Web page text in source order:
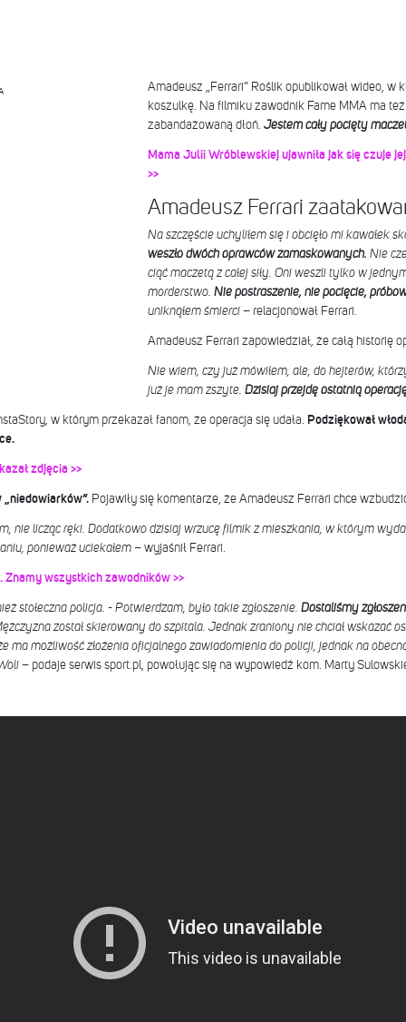
Amadeusz „Ferrari” Roślik opublikował wideo, w
koszulkę. Na filmiku zawodnik Fame MMA ma
zabandażowaną dłoń. Jestemcały pocięty
Mama Julii Wróblewskiej ujawniła jak się czuje
>>
Amadeusz Ferrari
Na szczęście uchyliłem się i obcięło mi kawałek
weszło dwóch oprawców zamaskowanych. Nie
ciąć maczetą z całej siły. Oni weszli tylko w
morderstwo. Nie postraszenie, nie pocięcie,
uniknąłem śmierci– relacjonował Ferrari.
Amadeusz Ferrari zapowiedział, że całą historię
Nie wiem, czy już mówiłem, ale, do hejterów,
już je mam zszyte. Dzisiaj przejdę ostatnią
w którym przekazał fanom, że operacja się udała. Podziękował
zdjęcia >>
„niedowiarków”.Pojawiły się komentarze, że Amadeusz Ferrari chce
nie licząc ręki. Dodatkowo dzisiaj wrzucę filmik z mieszkania, w którym
ponieważ uciekałem– wyjaśnił Ferrari.
Znamy wszystkich zawodników >>
stołeczna policja. - Potwierdzam, było takie zgłoszenie. Dostaliśmy
został skierowany do szpitala. Jednak zraniony nie chciał wskazać
ma możliwość złożenia oficjalnego zawiadomienia do policji, jednak na
– podaje serwis sport.pl, powołując się na wypowiedź kom. Marty